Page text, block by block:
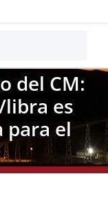
en Chile
Digitales
del CM:
libra es
para el